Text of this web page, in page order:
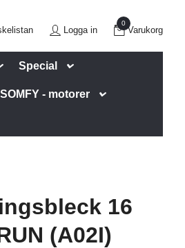
Logga in
0
Varukorg
Special
SOMFY - motorer
16
(A02I)